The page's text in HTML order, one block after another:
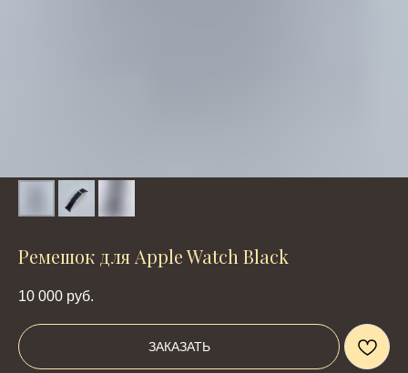
Ремешок для Apple Watch Black
10 000 руб.
ЗАКАЗАТЬ